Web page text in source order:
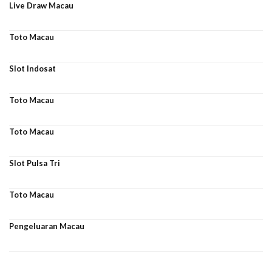
Live Draw Macau
Toto Macau
Slot Indosat
Toto Macau
Toto Macau
Slot Pulsa Tri
Toto Macau
Pengeluaran Macau